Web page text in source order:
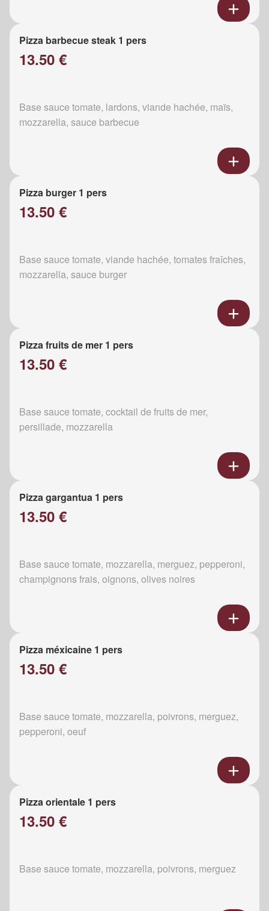
Pizza barbecue steak 1 pers
13.50 €
Base sauce tomate, lardons, viande hachée, maïs,
mozzarella, sauce barbecue
Pizza burger 1 pers
13.50 €
Base sauce tomate, viande hachée, tomates fraîches,
mozzarella, sauce burger
Pizza fruits de mer 1 pers
13.50 €
Base sauce tomate, cocktail de fruits de mer,
persillade, mozzarella
Pizza gargantua 1 pers
13.50 €
Base sauce tomate, mozzarella, merguez, pepperoni,
champignons frais, oignons, olives noires
Pizza méxicaine 1 pers
13.50 €
Base sauce tomate, mozzarella, poivrons, merguez,
pepperoni, oeuf
Pizza orientale 1 pers
13.50 €
Base sauce tomate, mozzarella, poivrons, merguez